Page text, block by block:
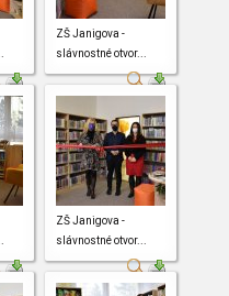
ZŠ Janigova -
slávnostné otvor...
ZŠ Janigova -
slávnostné otvor...